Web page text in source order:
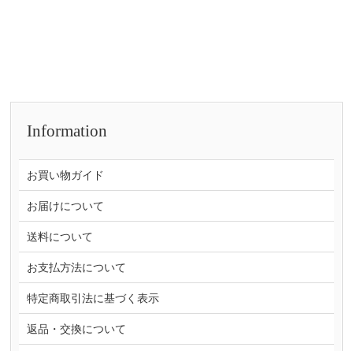
Information
お買い物ガイド
お届けについて
送料について
お支払方法について
特定商取引法に基づく表示
返品・交換について